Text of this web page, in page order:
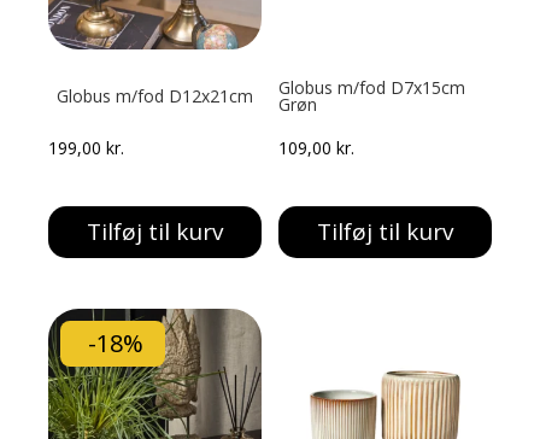
Globus m/fod D12x21cm
199,00kr.
Tilføj til kurv
Globus m/fod D7x15cm
Grøn
109,00kr.
Tilføj til kurv
-18%